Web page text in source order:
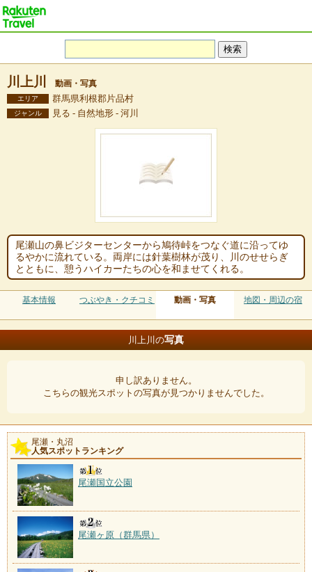
川上川 動画・写真
エリア 群馬県利根郡片品村
ジャンル 見る - 自然地形 - 河川
尾瀬山の鼻ビジターセンターから鳩待峠をつなぐ道に沿ってゆ
るやかに流れている。両岸には針葉樹林が茂り、川のせせらぎ
とともに、憩うハイカーたちの心を和ませてくれる。
基本情報 つぶやき・クチコミ 動画・写真 地図・周辺の宿
川上川の写真
申し訳ありません。
こちらの観光スポットの写真が見つかりませんでした。
尾瀬・丸沼
人気スポットランキング
尾瀬国立公園
尾瀬ヶ原（群馬県）